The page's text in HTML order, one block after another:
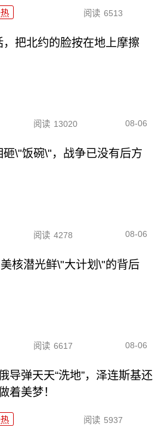
阅读 6513
把北约的脸按在地上摩擦
阅读 13020 08-06
\"饭碗\"，战争已没有后方
阅读 4278 08-06
核潜光鲜\"大计划\"的背后
阅读 6617 08-06
导弹天天“洗地”，泽连斯基还
着美梦！
阅读 5937